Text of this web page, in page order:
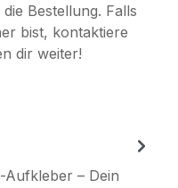
Bestellung. Falls
bist, kontaktiere
dir weiter!
Aufkleber – Dein